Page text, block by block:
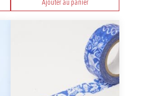
Ajouter au panier